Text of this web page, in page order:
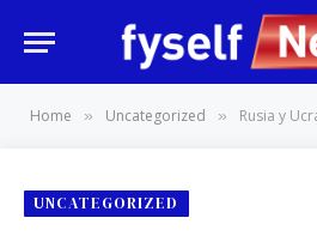
Home » Uncategorized » Rusia y Ucrania comercian a
UNCATEGORIZED